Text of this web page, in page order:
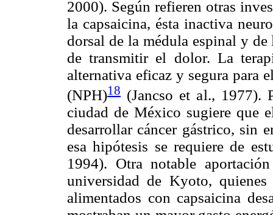
2000). Según refieren otras
la capsaicina, ésta inactiva
dorsal de la médula espinal y
de transmitir el dolor. La
alternativa eficaz y segura para
(NPH)18 (Jancso et al., 1977).
ciudad de México sugiere que
desarrollar cáncer gástrico, sin
esa hipótesis se requiere de
1994). Otra notable
universidad de Kyoto,
alimentados con capsaicina